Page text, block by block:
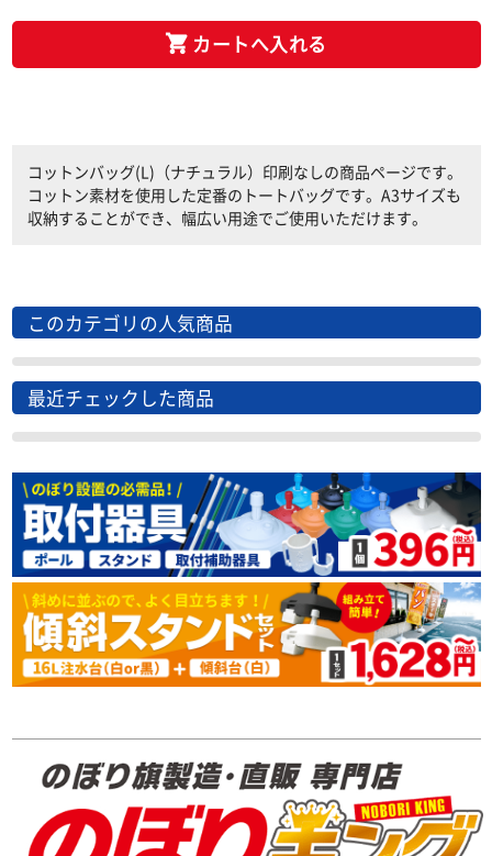
カートへ入れる
コットンバッグ(L)（ナチュラル）印刷なしの商品ページです。
コットン素材を使用した定番のトートバッグです。A3サイズも
収納することができ、幅広い用途でご使用いただけます。
このカテゴリの人気商品
最近チェックした商品